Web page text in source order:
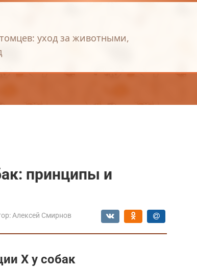
уход за животными,
принципы и
Алексей Смирнов
X у собак